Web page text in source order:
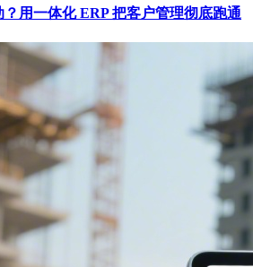
用一体化 ERP 把客户管理彻底跑通